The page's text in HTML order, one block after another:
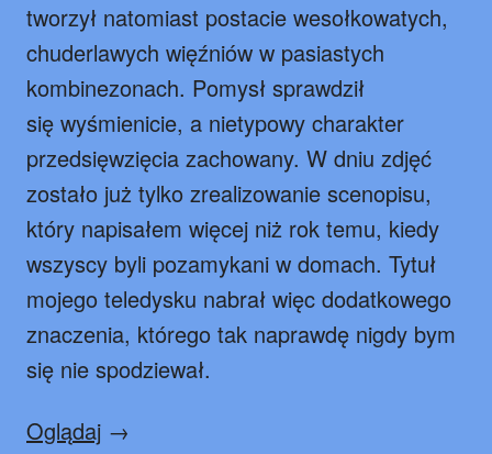
tworzył natomiast postacie wesołkowatych,
chuderlawych więźniów w pasiastych
kombinezonach. Pomysł sprawdził
się wyśmienicie, a nietypowy charakter
przedsięwzięcia zachowany. W dniu zdjęć
zostało już tylko zrealizowanie scenopisu,
który napisałem więcej niż rok temu, kiedy
wszyscy byli pozamykani w domach. Tytuł
mojego teledysku nabrał więc dodatkowego
znaczenia, którego tak naprawdę nigdy bym
się nie spodziewał.
Oglądaj →